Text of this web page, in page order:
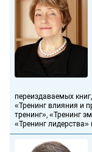
переиздаваемых
«Тренинг влияния и
тренинг», «Тренинг
«Тренинг лидерства»